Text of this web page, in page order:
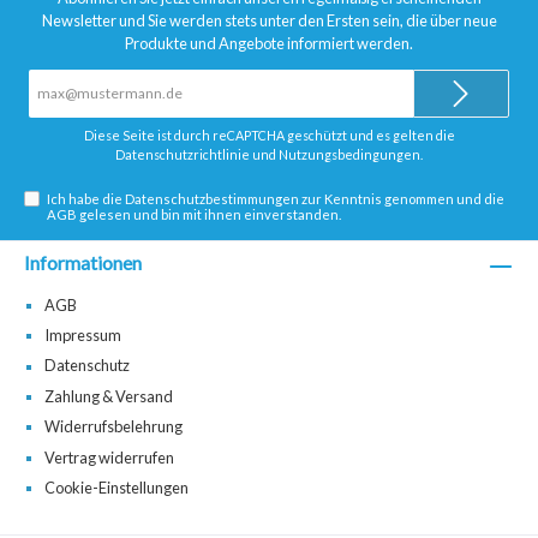
Newsletter und Sie werden stets unter den Ersten sein, die über neue
Produkte und Angebote informiert werden.
Adresse*
Diese Seite ist durch reCAPTCHA geschützt und es gelten die
Datenschutzrichtlinie und Nutzungsbedingungen
Ich habe dieDatenschutzbestimmungen zur Kenntnis genommen und die
AGB gelesen und bin mit ihnen einverstanden.
Informationen
AGB
Impressum
Datenschutz
Zahlung & Versand
Widerrufsbelehrung
Vertrag widerrufen
Cookie-Einstellungen